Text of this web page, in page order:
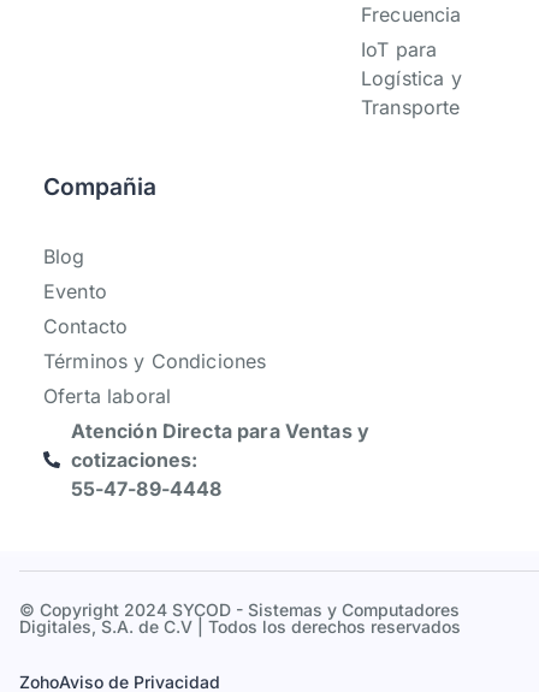
Frecuencia
IoT para
Logística y
Transporte
Compañia
Blog
Evento
Contacto
Términos y Condiciones
Oferta laboral
Atención Directa para Ventas y
cotizaciones:
55-47-89-4448
© Copyright 2024 SYCOD - Sistemas y Computadores
Digitales, S.A. de C.V | Todos los derechos reservados
ZohoAviso de Privacidad